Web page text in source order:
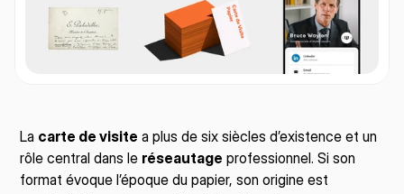
La carte de visite a plus de six siècles d’existence et un
rôle central dans le réseautage professionnel. Si son
format évoque l’époque du papier, son origine est